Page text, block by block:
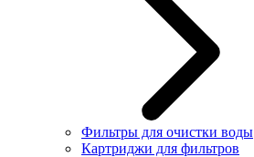
Фильтры для очистки воды
Картриджи для фильтров